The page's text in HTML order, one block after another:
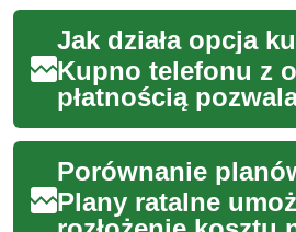
Kupno telefonu z
płatnością
koszt urządzenia
zamiast płacić
W arty...
Plany ratalne